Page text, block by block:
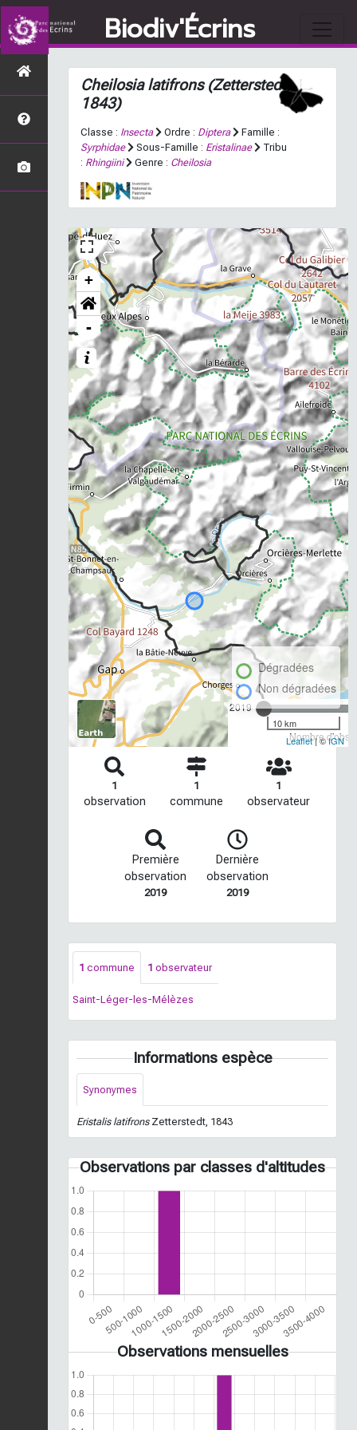
Biodiv'Écrins
Cheilosia latifrons(Zetterstedt,
1843)
Classe : Insecta Ordre : Diptera
Famille :
Syrphidae
Sous-Famille : Eristalinae
Tribu
: Rhingiini Genre : Cheilosia
+
-
2019
Nombre
Dégradées
Non dégradées
10 km
Leaflet| ©IGN
1
observation
1
commune
1
observateur
Première
observation
2019
Dernière
observation
2019
1 commune 1 observateur
Saint-Léger-les-Mélèzes
Informations espèce
Synonymes
Eristalis latifronsZetterstedt, 1843
Observations par classes d'altitudes
Observations mensuelles